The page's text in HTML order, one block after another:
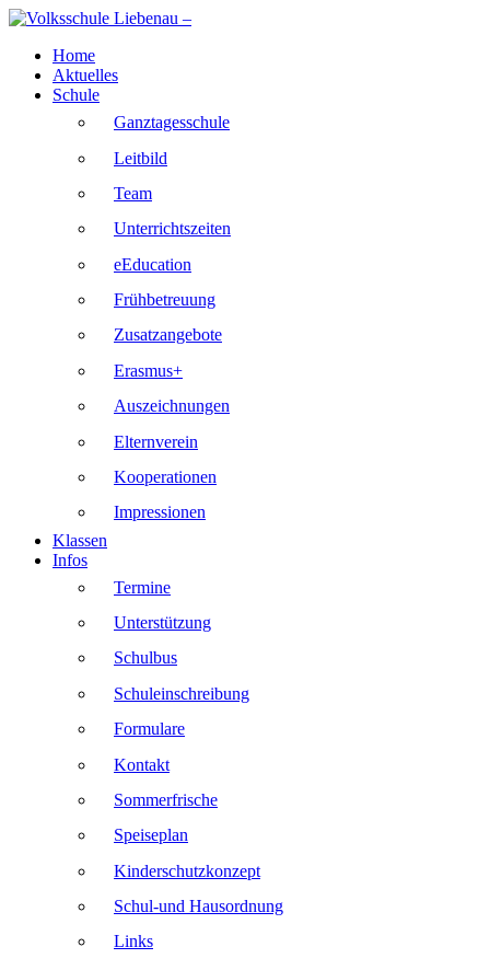
Skip
contentHome
Aktuelles
Schule
Ganztagesschule
Leitbild
Team
Unterrichtszeiten
eEducation
Frühbetreuung
Zusatzangebote
Erasmus+
Auszeichnungen
Elternverein
Kooperationen
Impressionen
Klassen
Infos
Termine
Unterstützung
Schulbus
Schuleinschreibung
Formulare
Kontakt
Sommerfrische
Speiseplan
Kinderschutzkonzept
Schul-und Hausordnung
Links